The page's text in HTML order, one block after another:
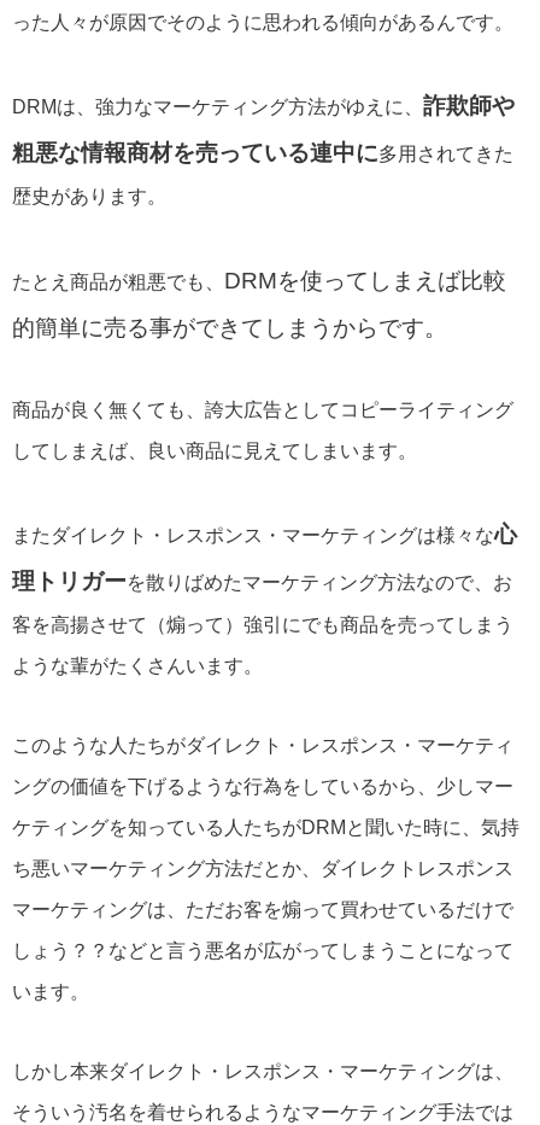
った人々が原因でそのように思われる傾向があるんです。
DRMは、強力なマーケティング方法がゆえに、 詐欺師や
粗悪な情報商材を売っている連中に多用されてきた
歴史があります。
たとえ商品が粗悪でも、 DRMを使ってしまえば比較
的簡単に売る事ができてしまうからです。
商品が良く無くても、誇大広告としてコピーライティング
してしまえば、良い商品に見えてしまいます。
またダイレクト・レスポンス・マーケティングは様々な心
理トリガーを散りばめたマーケティング方法なので、お
客を高揚させて（煽って）強引にでも商品を売ってしまう
ような輩がたくさんいます。
このような人たちがダイレクト・レスポンス・マーケティ
ングの価値を下げるような行為をしているから、少しマー
ケティングを知っている人たちがDRMと聞いた時に、気持
ち悪いマーケティング方法だとか、ダイレクトレスポンス
マーケティングは、ただお客を煽って買わせているだけで
しょう？？ などと言う悪名が広がってしまうことになって
います。
しかし本来ダイレクト・レスポンス・マーケティングは、
そういう汚名を着せられるようなマーケティング手法では